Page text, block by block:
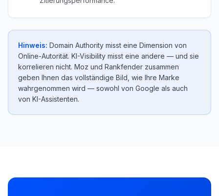
Hinweis: Domain Authority misst eine Dimension von
Online-Autorität. KI-Visibility misst eine andere — und sie
korrelieren nicht. Moz und Rankfender zusammen
geben Ihnen das vollständige Bild, wie Ihre Marke
wahrgenommen wird — sowohl von Google als auch
von KI-Assistenten.